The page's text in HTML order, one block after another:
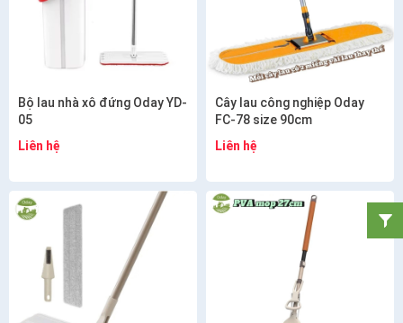
Bộ lau nhà xô đứng Oday YD-
05
Liên hệ
Cây lau công nghiệp Oday
FC-78 size 90cm
Liên hệ